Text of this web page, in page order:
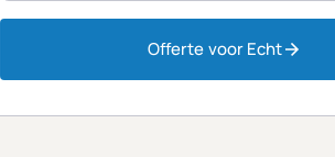
Offerte voor Echt